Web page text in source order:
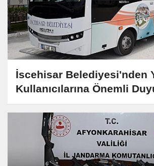
İscehisar Belediyesi'nden
Kullanıcılarına Önemli